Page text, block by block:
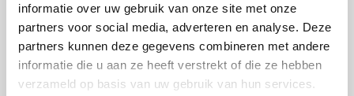
informatie over uw gebruik van onze site met onze
partners voor social media, adverteren en analyse. Deze
partners kunnen deze gegevens combineren met andere
informatie die u aan ze heeft verstrekt of die ze hebben
verzameld op basis van uw gebruik van hun services.
Bak de worstenbroodjes op de bakplaat.
Hetelucht plus 220 °C
Tijdsduur18 minuten